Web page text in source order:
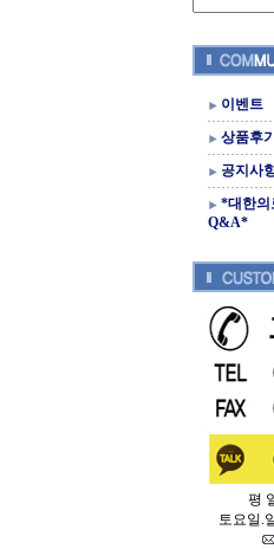
이벤트
상품후기
공지사
*대한의
Q&A*
평
토요일.